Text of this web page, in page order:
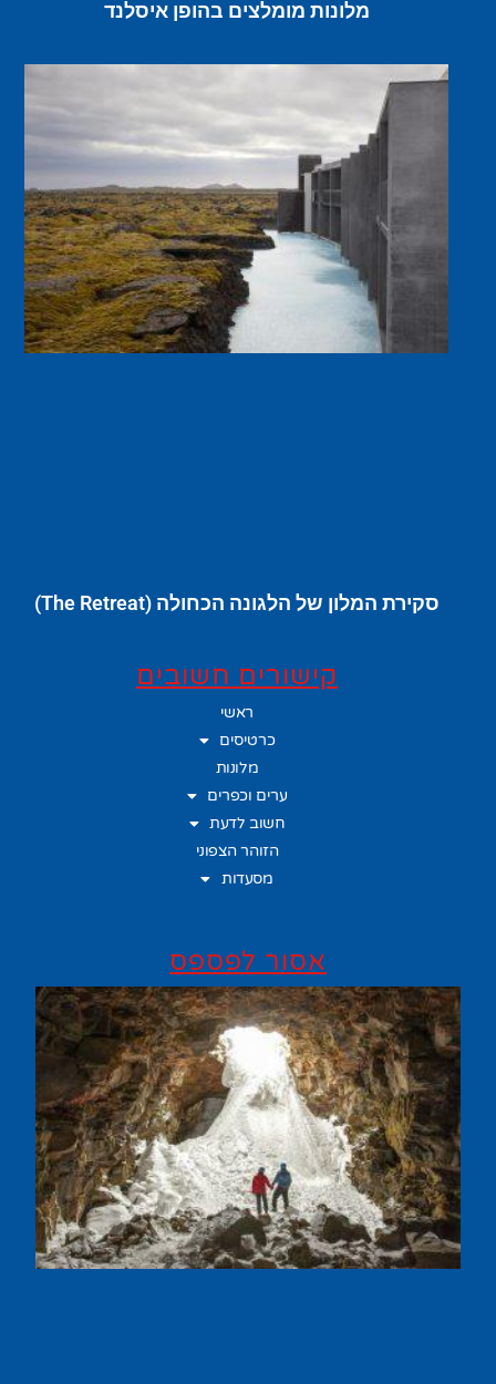
מלונות מומלצים בהופן איסלנד
סקירת המלון של הלגונה הכחולה (The Retreat)
קישורים חשובים
ראשי
כרטיסים
מלונות
ערים וכפרים
חשוב לדעת
הזוהר הצפוני
מסעדות
אסור לפספס